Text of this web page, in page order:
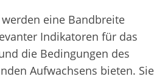
eine Bandbreite
Indikatoren für das
die Bedingungen des
Aufwachsens bieten. Sie